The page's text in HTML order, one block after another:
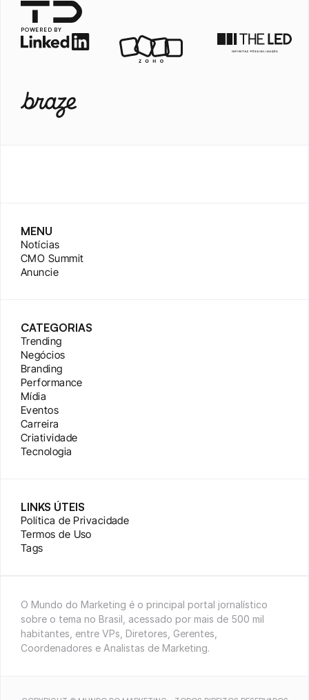
POWERED BY
MENU
Notícias
CMO Summit
Anuncie
CATEGORIAS
Trending
Negócios
Branding
Performance
Mídia
Eventos
Carreira
Criatividade
Tecnologia
LINKS ÚTEIS
Política de Privacidade
Termos de Uso
Tags
O Mundo do Marketing é o principal portal jornalístico
sobre o tema no Brasil, acessado por mais de 500 mil
habitantes, entre VPs, Diretores, Gerentes,
Coordenadores e Analistas de Marketing.